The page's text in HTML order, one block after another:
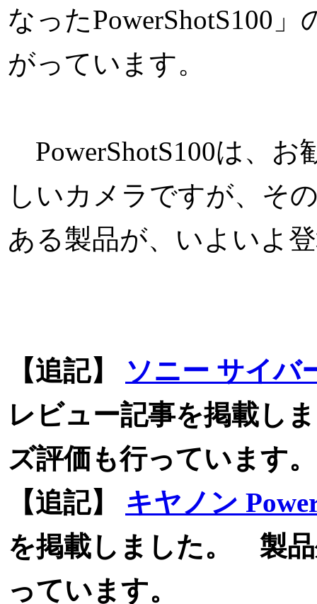
なったPowerShotS100
がっています。
PowerShotS100は、
しいカメラですが、そ
ある製品が、いよいよ
【追記】 ソニー サイバ
レビュー記事を掲載し
ズ評価も行っています。
【追記】 キヤノン
を掲載しました。 製品
っています。